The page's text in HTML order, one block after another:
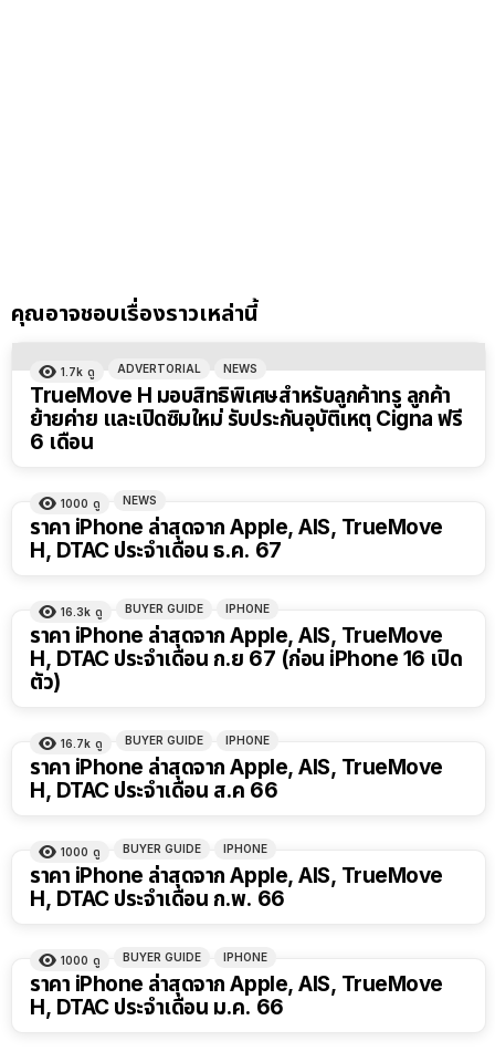
คุณอาจชอบเรื่องราวเหล่านี้
1.7k ดู ADVERTORIAL NEWS
TrueMove H มอบสิทธิพิเศษสำหรับลูกค้าทรู ลูกค้า
ย้ายค่าย และเปิดซิมใหม่ รับประกันอุบัติเหตุ Cigna ฟรี
6 เดือน
1000 ดู NEWS
ราคา iPhone ล่าสุดจาก Apple, AIS, TrueMove
H, DTAC ประจำเดือน ธ.ค. 67
16.3k ดู BUYER GUIDE IPHONE
ราคา iPhone ล่าสุดจาก Apple, AIS, TrueMove
H, DTAC ประจำเดือน ก.ย 67 (ก่อน iPhone 16 เปิด
ตัว)
16.7k ดู BUYER GUIDE IPHONE
ราคา iPhone ล่าสุดจาก Apple, AIS, TrueMove
H, DTAC ประจำเดือน ส.ค 66
1000 ดู BUYER GUIDE IPHONE
ราคา iPhone ล่าสุดจาก Apple, AIS, TrueMove
H, DTAC ประจำเดือน ก.พ. 66
1000 ดู BUYER GUIDE IPHONE
ราคา iPhone ล่าสุดจาก Apple, AIS, TrueMove
H, DTAC ประจำเดือน ม.ค. 66